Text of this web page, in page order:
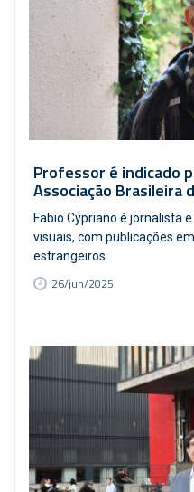
Professor é indicado
Associação Brasileira
Fabio Cypriano é jornalista
visuais, com publicações
estrangeiros
26/jun/2025